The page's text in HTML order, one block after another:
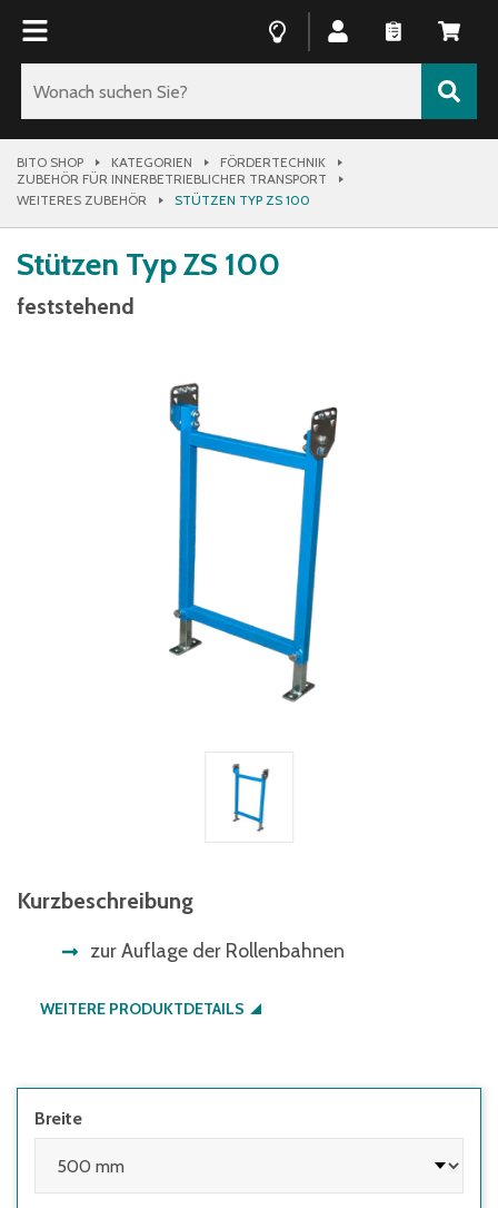
BITO SHOP KATEGORIEN
FÖRDERTECHNIK
ZUBEHÖR FÜR INNERBETRIEBLICHER TRANSPORT
WEITERES ZUBEHÖR
STÜTZEN TYP ZS 100
Stützen Typ ZS 100
feststehend
Kurzbeschreibung
zur Auflage der Rollenbahnen
WEITERE PRODUKTDETAILS
Breite